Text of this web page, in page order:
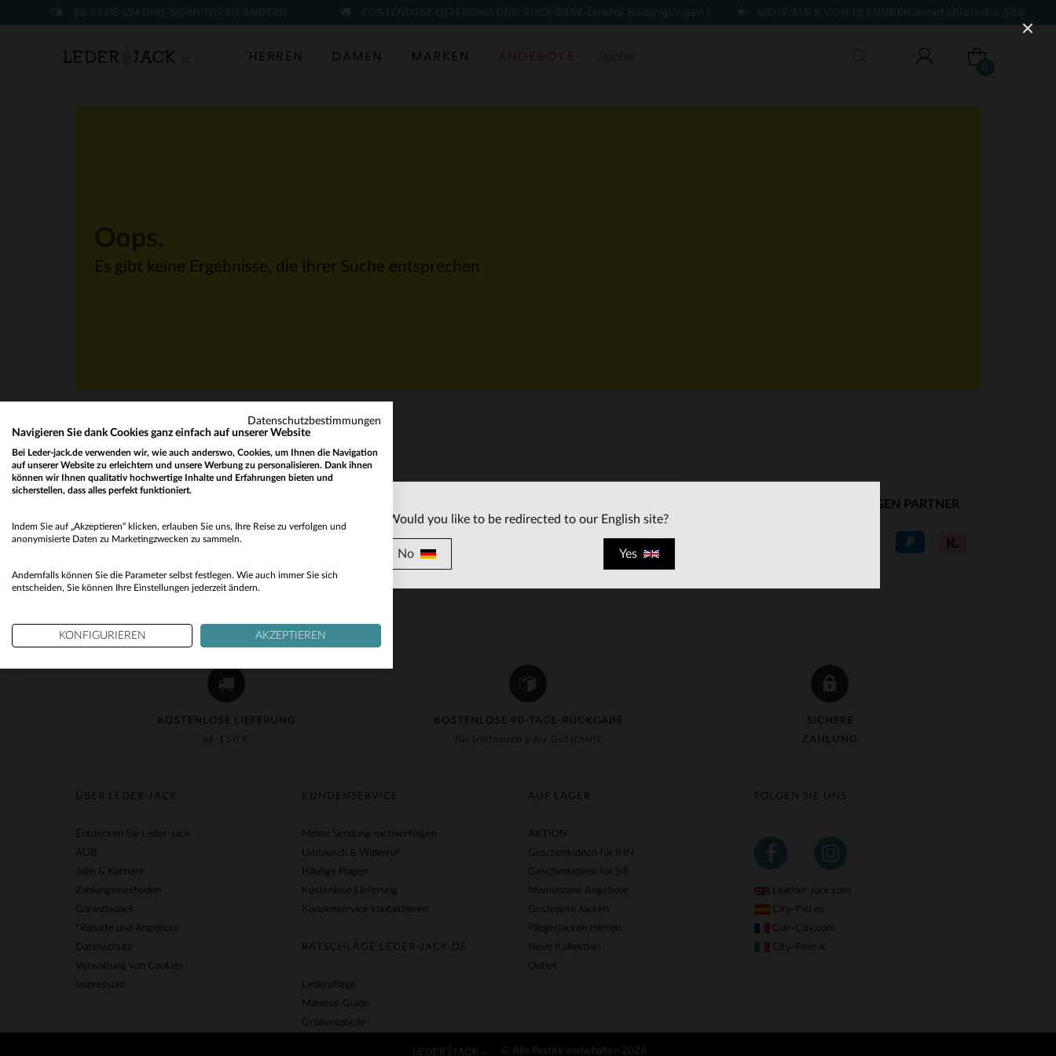
90 TAGE UM IHRE MEINUNG ZU ÄNDERN KOSTENLOSE LIEFERUNG UND RÜCKGABE (siehe Bedingungen) MEHR ALS 9 VON 10 KUNDEN empfehlen die Site
HERREN DAMEN MARKEN ANGEBOTE
0
Es gibt keine Ergebnisse, die Ihrer Suche entsprechen
KOSTENLOSE LIEFERUNG
ab 150 €
KOSTENLOSE 90-TAGE-RÜCKGABE
für Umtausch oder Gutschrift
SICHERE
ZAHLUNG
Erhalten Sie per E-Mail unsere Aktionen und guten
OK
per E-Mail
contact@leder-jack.de
UNSERE VERTRAUENSWÜRDIGEN PARTNER
FOLGEN SIE UNS
Leather-Jack.com
City-Piel.es
Cuir-City.com
City-Pelle.it
KUNDENSERVICE
Meine Sendung nachverfolgen
Umtausch & Widerruf
Häufige Fragen
Kostenlose Lieferung
Kundenservice kontaktieren
RATSCHLÄGE LEDER-JACK.DE
Lederpflege
Material-Guide
Größentabelle
AUF LAGER
AKTION
Geschenkideen für IHN
Geschenkideen für SIE
Momentane Angebote
Gesteppte Jacken
Fliegerjacken Herren
Neue Kollektion
Outlet
ÜBER LEDER-JACK
Entdecken Sie Leder-Jack
AGB
Jobs & Karriere
Zahlungsmethoden
Garantiepack
*Rabatte und Angebote
Datenschutz
Verwaltung von Cookies
Impressum
© Alle Rechte vorbehalten 2026
Would you like to be redirected to our English site?
No Yes
Datenschutzbestimmungen
Navigieren Sie dank Cookies ganz einfach auf unserer Website
Bei Leder-jack.de verwenden wir, wie auch anderswo, Cookies, um Ihnen die Navigation
auf unserer Website zu erleichtern und unsere Werbung zu personalisieren. Dank ihnen
können wir Ihnen qualitativ hochwertige Inhalte und Erfahrungen bieten und
sicherstellen, dass alles perfekt funktioniert.
Indem Sie auf „Akzeptieren“ klicken, erlauben Sie uns, Ihre Reise zu verfolgen und
anonymisierte Daten zu Marketingzwecken zu sammeln.
Andernfalls können Sie die Parameter selbst festlegen. Wie auch immer Sie sich
entscheiden, Sie können Ihre Einstellungen jederzeit ändern.
KONFIGURIEREN AKZEPTIEREN